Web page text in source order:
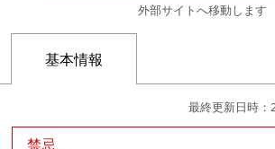
外部サイトへ移動します
基本情報
最終更新日時：
禁忌